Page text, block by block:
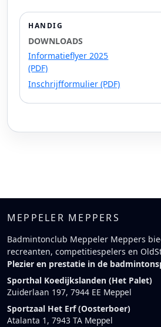
HANDIG
DOWNLOADS
Informatieflyer 2025
(PDF)
Inschrijfformulier (PDF)
MEPPELER MEPPERS
Badmintonclub Meppeler Meppers
recreanten, competitiespelers en
Plezier en prestatie in de
Sporthal Koedijkslanden (Het Palet)
Zuiderlaan 197, 7944 EE Meppel
Sportzaal Het Erf (Oosterboer)
Atalanta 1, 7943 TA Meppel